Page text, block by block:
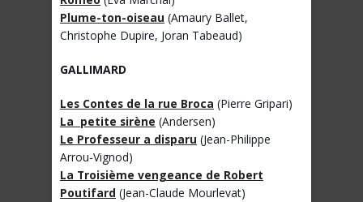
Plume-ton-oiseau (Amaury Ballet,
Christophe Dupire, Joran Tabeaud)
GALLIMARD
Les Contes de la rue Broca (Pierre Gripari)
La petite sirène (Andersen)
Le Professeur a disparu (Jean-Philippe
Arrou-Vignod)
La Troisième vengeance de Robert
Poutifard (Jean-Claude Mourlevat)